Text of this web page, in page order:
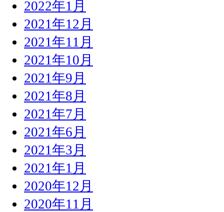
2022年1月
2021年12月
2021年11月
2021年10月
2021年9月
2021年8月
2021年7月
2021年6月
2021年3月
2021年1月
2020年12月
2020年11月